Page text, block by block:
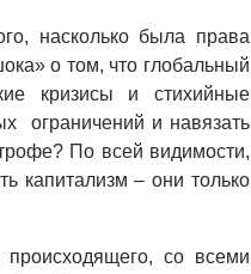
насколько была права
о том, что глобальный
кризисы и стихийные
ограничений и навязать
По всей видимости,
капитализм – они только
со всеми